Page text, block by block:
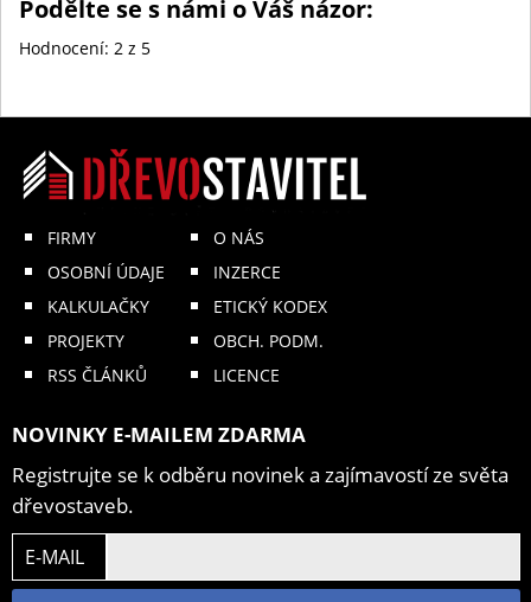
Podělte se s námi o Váš názor:
Hodnocení: 2 z 5
FIRMY
OSOBNÍ ÚDAJE
KALKULAČKY
PROJEKTY
RSS ČLÁNKŮ
O NÁS
INZERCE
ETICKÝ KODEX
OBCH. PODM.
LICENCE
NOVINKY E-MAILEM ZDARMA
Registrujte se k odběru novinek a zajímavostí ze světa
dřevostaveb.
E-MAIL